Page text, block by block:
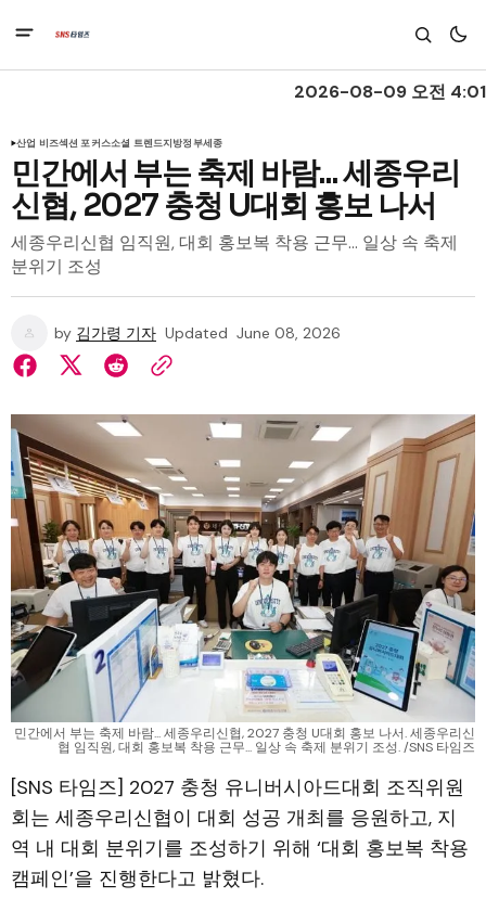
2026-08-09 오전 4:01
산업 비즈섹션 포커스소셜 트렌드지방정부세종
민간에서 부는 축제 바람... 세종우리
신협, 2027 충청 U대회 홍보 나서
세종우리신협 임직원, 대회 홍보복 착용 근무... 일상 속 축제
분위기 조성
by 김가령 기자 Updated June 08, 2026
민간에서 부는 축제 바람... 세종우리신협, 2027 충청 U대회 홍보 나서. 세종우리신
협 임직원, 대회 홍보복 착용 근무... 일상 속 축제 분위기 조성. /SNS 타임즈
[SNS 타임즈] 2027 충청 유니버시아드대회 조직위원
회는 세종우리신협이 대회 성공 개최를 응원하고, 지
역 내 대회 분위기를 조성하기 위해 ‘대회 홍보복 착용
캠페인’을 진행한다고 밝혔다.